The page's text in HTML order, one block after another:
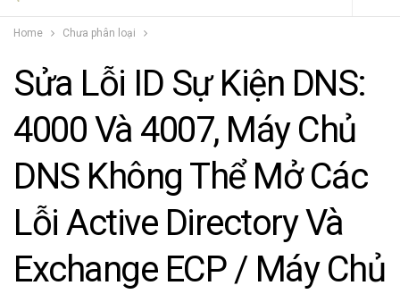
Home Chưa phân loại
Sửa Lỗi ID Sự Kiện DNS:
4000 Và 4007, Máy Chủ
DNS Không Thể Mở Các
Lỗi Active Directory Và
Exchange ECP / Máy Chủ